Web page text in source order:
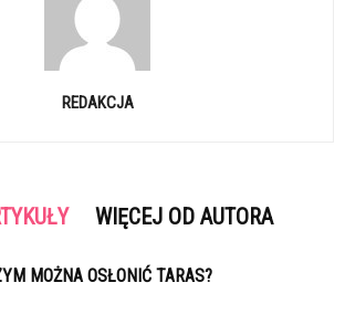
REDAKCJA
WIĘCEJ OD AUTORA
MOŻNA OSŁONIĆ TARAS?